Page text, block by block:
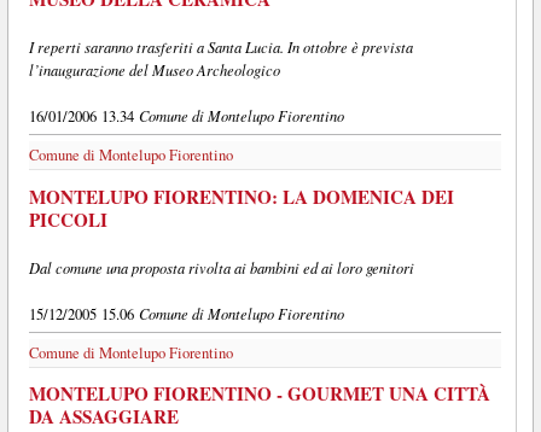
I reperti saranno trasferiti a Santa Lucia. In ottobre è prevista
l’inaugurazione del Museo Archeologico
16/01/2006 13.34 Comune di Montelupo Fiorentino
Comune di Montelupo Fiorentino
MONTELUPO FIORENTINO: LA DOMENICA DEI
PICCOLI
Dal comune una proposta rivolta ai bambini ed ai loro genitori
15/12/2005 15.06 Comune di Montelupo Fiorentino
Comune di Montelupo Fiorentino
MONTELUPO FIORENTINO - GOURMET UNA CITTÀ
DA ASSAGGIARE